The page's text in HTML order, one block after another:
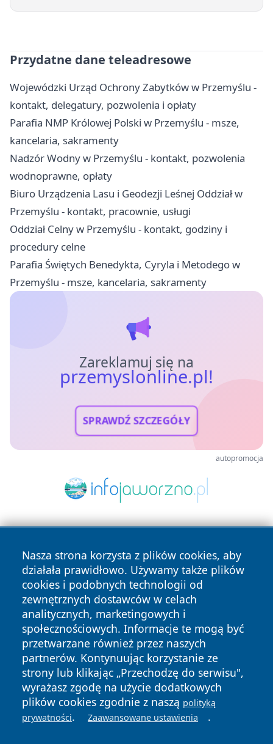
Przydatne dane teleadresowe
Wojewódzki Urząd Ochrony Zabytków w Przemyślu -
kontakt, delegatury, pozwolenia i opłaty
Parafia NMP Królowej Polski w Przemyślu - msze,
kancelaria, sakramenty
Nadzór Wodny w Przemyślu - kontakt, pozwolenia
wodnoprawne, opłaty
Biuro Urządzenia Lasu i Geodezji Leśnej Oddział w
Przemyślu - kontakt, pracownie, usługi
Oddział Celny w Przemyślu - kontakt, godziny i
procedury celne
Parafia Świętych Benedykta, Cyryla i Metodego w
Przemyślu - msze, kancelaria, sakramenty
Zareklamuj się na
przemyslonline.pl!
SPRAWDŹ SZCZEGÓŁY
autopromocja
Nasza strona korzysta z plików cookies, aby
działała prawidłowo. Używamy także plików
cookies i podobnych technologii od
zewnętrznych dostawców w celach
analitycznych, marketingowych i
społecznościowych. Informacje te mogą być
przetwarzane również przez naszych
partnerów. Kontynuując korzystanie ze
strony lub klikając „Przechodzę do serwisu",
wyrażasz zgodę na użycie dodatkowych
plików cookies zgodnie z naszą polityką
prywatności. Zaawansowane ustawienia .
Copyright © 2026 przemyslonline.pl Wszystkie prawa
zastrzeżone.
News Autorzy
Polityka
Prywatności
Polityka
Cookies